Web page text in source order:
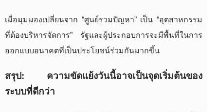
เมื่อมุมมองเปลี่ยนจาก “ศูนย์รวมปัญหา” เป็น “อุตสาหกรรม
ที่ต้องบริหารจัดการ” รัฐและผู้ประกอบการจะมีพื้นที่ในการ
ออกแบบอนาคตที่เป็นประโยชน์ร่วมกันมากขึ้น
สรุป: ความขัดแย้งวันนี้อาจเป็นจุดเริ่มต้นของ
ระบบที่ดีกว่า